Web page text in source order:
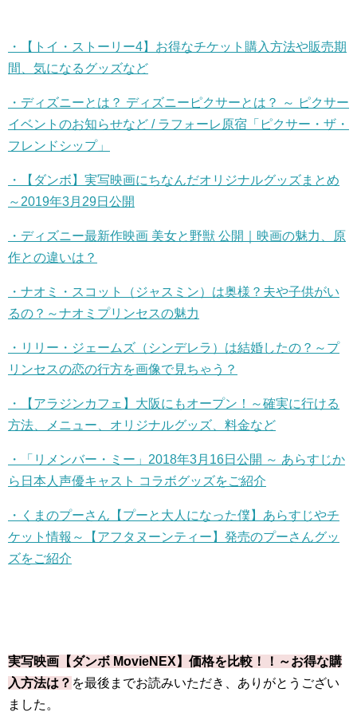
・【トイ・ストーリー4】お得なチケット購入方法や販売期
間、気になるグッズなど
・ディズニーとは？ ディズニーピクサーとは？ ～ ピクサー
イベントのお知らせなど / ラフォーレ原宿「ピクサー・ザ・
フレンドシップ」
・【ダンボ】実写映画にちなんだオリジナルグッズまとめ
～2019年3月 29日公開
・ディズニー最新作映画 美女と野獣 公開｜映画の魅力、原
作との違いは？
・ナオミ・スコット（ジャスミン）は奥様？夫や子供がい
るの？～ナオミプリンセスの魅力
・リリー・ジェームズ（シンデレラ）は結婚したの？～プ
リンセスの恋の行方を画像で見ちゃう？
・【アラジンカフェ】大阪にもオープン！～確実に行ける
方法、メニュー、オリジナルグッズ、料金など
・「リメンバー・ミー」2018年3月 16日公開 ～ あらすじか
ら日本人声優キャスト コラボグッズをご紹介
・くまのプーさん【プーと大人になった僕】あらすじやチ
ケット情報～【アフタヌーンティー】発売のプーさんグッ
ズをご紹介
実写映画【ダンボ MovieNEX 】価格を比較！！～お得な購
入方法は？ を最後までお読みいただき、ありがとうござい
ました。